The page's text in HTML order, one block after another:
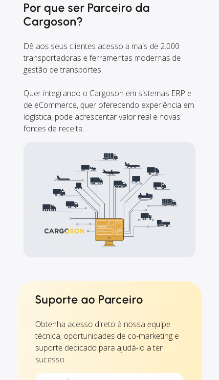
Por que ser Parceiro da
Cargoson?
Dê aos seus clientes acesso a mais de 2.000
transportadoras e ferramentas modernas de
gestão de transportes.
Quer integrando o Cargoson em sistemas ERP e
de eCommerce, quer oferecendo experiência em
logística, pode acrescentar valor real e novas
fontes de receita.
Suporte ao Parceiro
Obtenha acesso direto à nossa equipe
técnica, oportunidades de co-marketing e
suporte dedicado para ajudá-lo a ter
sucesso.